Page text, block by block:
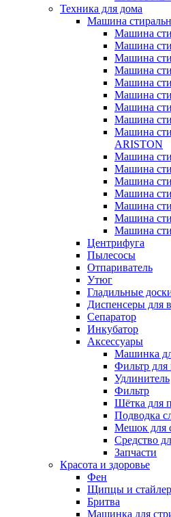
Техника для дома
Машина
Машина
Машина
Машина
Машина
Машина
Машина
Машина
Машина
Машина
ARISTON
Машина
Машина
Машина
Машина
Машина
Машина
Машина
Центрифуга
Пылесосы
Отпариватель
Утюг
Гладильные
Диспенсеры для
Сепаратор
Инкубатор
Аксессуары
Машинка
Фильтр для
Удлинитель
Фильтр
Шётка для
Подводка
Мешок для
Средство
Запчасти
Красота и здоровье
Фен
Щипцы и
Бритва
Машинка для